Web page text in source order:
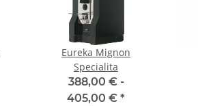
Eureka Mignon
Specialita
388,00 € -
405,00 € *